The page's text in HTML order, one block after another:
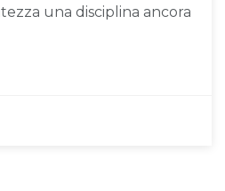
una disciplina ancora